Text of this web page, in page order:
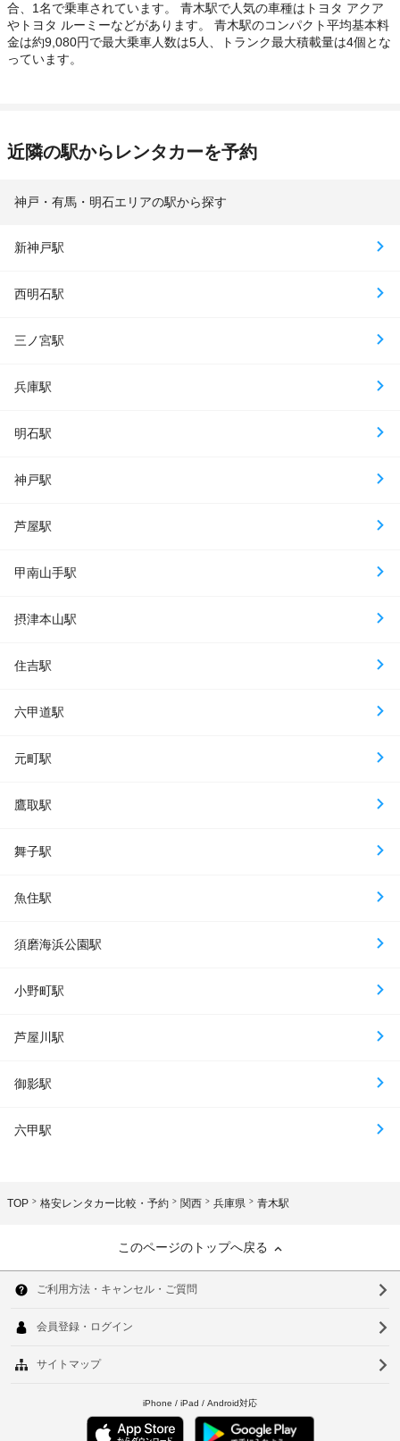
合、1名で乗車されています。 青木駅で人気の車種はトヨタ アクア
やトヨタ ルーミーなどがあります。 青木駅のコンパクト平均基本料
金は約9,080円で最大乗車人数は5人、トランク最大積載量は4個とな
っています。
近隣の駅からレンタカーを予約
神戸・有馬・明石エリアの駅から探す
新神戸駅
西明石駅
三ノ宮駅
兵庫駅
明石駅
神戸駅
芦屋駅
甲南山手駅
摂津本山駅
住吉駅
六甲道駅
元町駅
鷹取駅
舞子駅
魚住駅
須磨海浜公園駅
小野町駅
芦屋川駅
御影駅
六甲駅
TOP 格安レンタカー比較・予約 関西 兵庫県 青木駅
このページのトップへ戻る